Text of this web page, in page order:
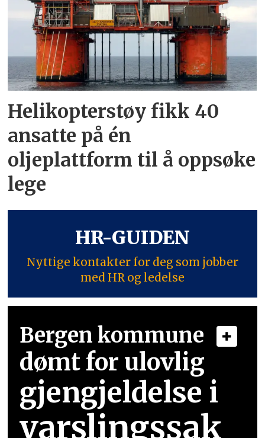
Helikopterstøy fikk 40
ansatte på én
oljeplattform til å oppsøke
lege
HR-GUIDEN
Nyttige kontakter for deg som jobber
med HR og ledelse
Bergen kommune
dømt for ulovlig
gjengjeldelse i
varslingssak